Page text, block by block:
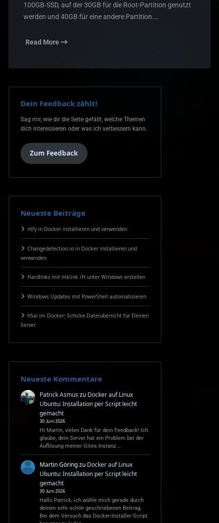
100GB-SSD, auf der 30GB für die Root-Partition genutzt
werden und 40GB für eine andere Partition.…
Read More
Dein Feedback zählt!
Sag mir, wie dir die Seite gefällt, welche Themen
dich interessieren oder was ich verbessern kann.
Zum Feedback
Neueste Beiträge
ntfy in Docker installieren und verwenden
Changedetection.io in Docker installieren und
verwenden
Hardlinks mit mklink /H unter Windows erstellen
Windows Updates mit PowerShell automatisieren
h5ai im Docker: Schicke Dateiübersicht für Deinen
Server
Neueste Kommentare
Patrick Asmuszu Docker auf Linux
Ubuntu: Installation per Script leicht
gemacht
30. Juni 2026
Hi Martin, vielen Dank für dein Feedback! Ich
glaube, dein Server hat ein Problem bei der
Auflösung meiner Gitea Instanz.…
Martin Göringzu Docker auf Linux
Ubuntu: Installation per Script leicht
gemacht
30. Juni 2026
Hallo Patrick, ich wühle mich gerade durch
deinen sehr schön geschriebenen Beitrag.
Bei dem Versuch das Docker-Installer-Script